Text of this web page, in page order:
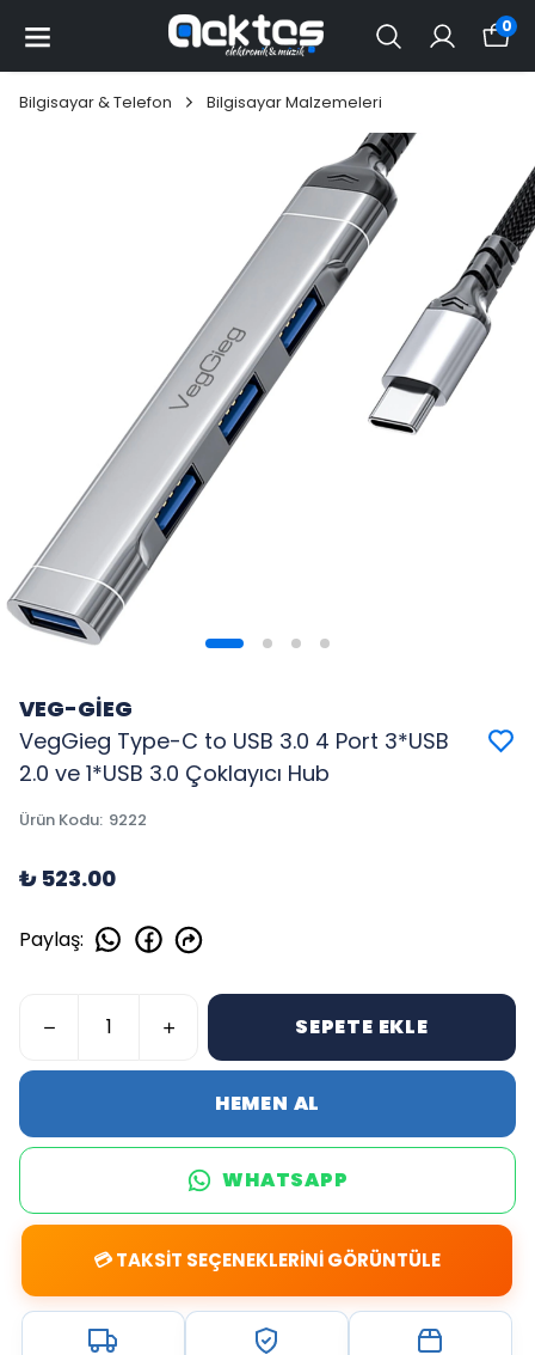
0
Bilgisayar & Telefon Bilgisayar Malzemeleri
VEG-GİEG
VegGieg Type-C to USB 3.0 4 Port 3*USB
2.0 ve 1*USB 3.0 Çoklayıcı Hub
Ürün Kodu: 9222
₺ 523.00
Paylaş:
SEPETE EKLE
HEMEN AL
WHATSAPP
💳 TAKSİT SEÇENEKLERİNİ GÖRÜNTÜLE